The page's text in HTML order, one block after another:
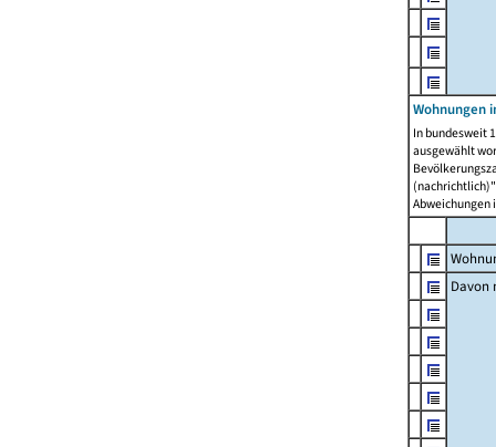
Wohnungen
In bundesweit
ausgewählt
Abweichungen
Davon